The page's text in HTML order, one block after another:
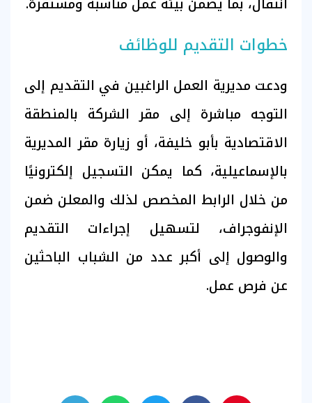
خطوات التقديم للوظائف
ودعت مديرية العمل الراغبين في التقديم إلى
التوجه مباشرة إلى مقر الشركة بالمنطقة
الاقتصادية بأبو خليفة، أو زيارة مقر المديرية
بالإسماعيلية، كما يمكن التسجيل إلكترونيًا
من خلال الرابط المخصص لذلك والمعلن ضمن
الإنفوجراف، لتسهيل إجراءات التقديم
والوصول إلى أكبر عدد من الشباب الباحثين
عن فرص عمل.